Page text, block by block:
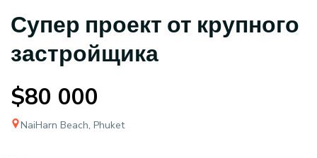
Супер проект от крупного
застройщика
$80 000
NaiHarn Beach, Phuket